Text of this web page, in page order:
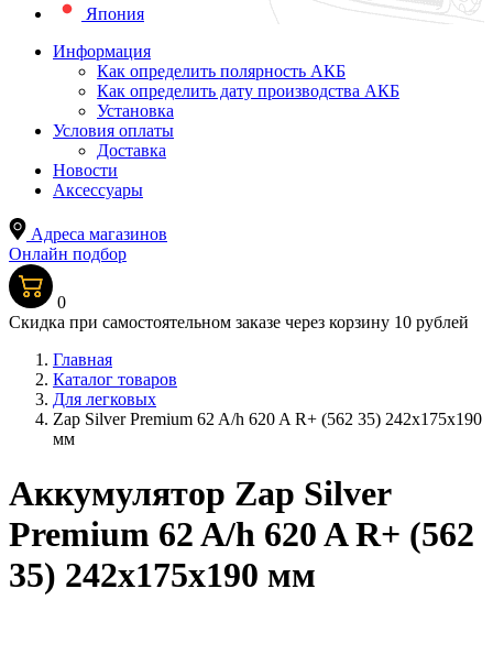
Япония
Информация
Как определить полярность АКБ
Как определить дату производства АКБ
Установка
Условия оплаты
Доставка
Новости
Аксессуары
Адреса магазинов
Онлайн подбор
0
Скидка при самостоятельном заказе через корзину 10 рублей
Главная
Каталог товаров
Для легковых
Zap Silver Premium 62 A/h 620 A R+ (562 35) 242x175x190
мм
Аккумулятор Zap Silver
Premium 62 A/h 620 A R+ (562
35) 242x175x190 мм